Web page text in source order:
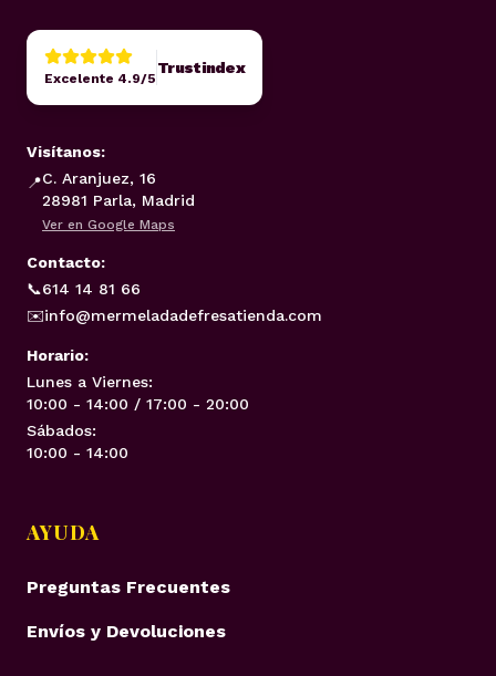
Excelente 4.9/5
Trustindex
Visítanos:
📍C. Aranjuez, 16
28981 Parla, Madrid
Ver en Google Maps
Contacto:
📞614 14 81 66
✉️info@mermeladadefresatienda.com
Horario:
Lunes a Viernes:
10:00 - 14:00 / 17:00 - 20:00
Sábados:
10:00 - 14:00
AYUDA
Preguntas Frecuentes
Envíos y Devoluciones